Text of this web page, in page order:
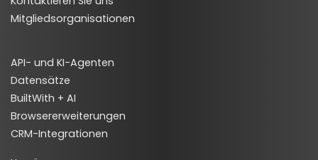
Mitgliedsorganisationen
API- und KI-Agenten
Datensätze
BuiltWith + AI
Browsererweiterungen
CRM-Integrationen